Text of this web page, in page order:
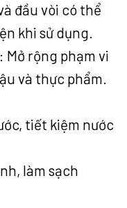
đầu vòi có thể
khi sử dụng.
: Mở rộng phạm vi
và thực phẩm.
tiết kiệm nước
làm sạch